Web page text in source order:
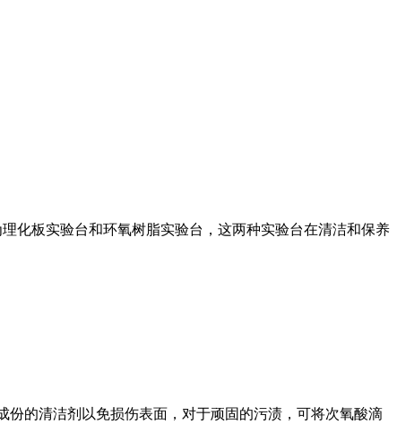
板实验台和环氧树脂实验台，这两种实验台在清洁和保养
的清洁剂以免损伤表面，对于顽固的污渍，可将次氧酸滴